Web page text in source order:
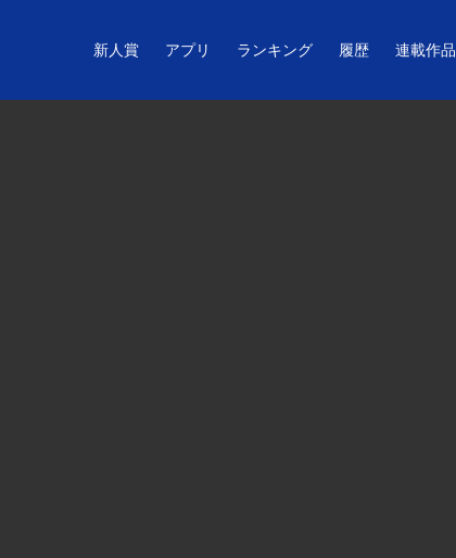
新人賞 アプリ ランキング 履歴 連載作品